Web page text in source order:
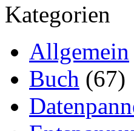
Kategorien
Allgemein
Buch (67)